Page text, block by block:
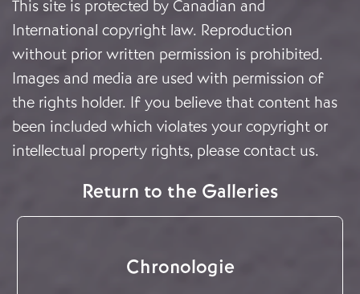
This site is protected by Canadian and
International copyright law. Reproduction
without prior written permission is prohibited.
Images and media are used with permission of
the rights holder. If you believe that content has
been included which violates your copyright or
intellectual property rights, please contact us.
Return to the Galleries
Chronologie